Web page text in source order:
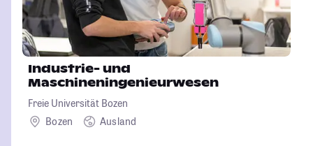
Industrie- und
Maschineningenieurwesen
Freie Universität Bozen
Bozen
Ausland